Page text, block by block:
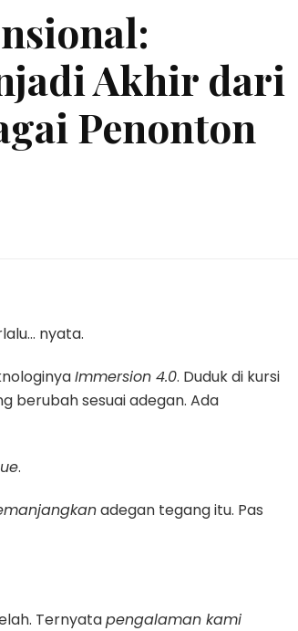
Akhir dari
Penonton
nyata.
Immersion 4.0. Duduk di kursi
berubah sesuai adegan. Ada
.
adegan tegang itu. Pas
Ternyatapengalaman kami